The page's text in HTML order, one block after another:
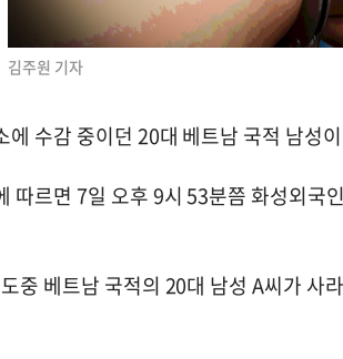
김주원 기자
에 수감 중이던 20대 베트남 국적 남성
따르면 7일 오후 9시 53분쯤 화성외국
중 베트남 국적의 20대 남성 A씨가 사